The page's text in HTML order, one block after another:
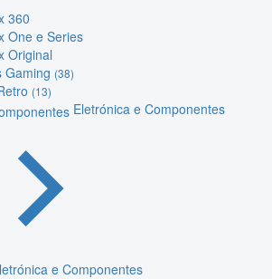
360
One e Series
Original
Gaming (38)
(13)
Eletrónica e Componentes
e Componentes